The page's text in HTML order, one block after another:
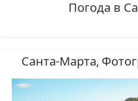
Погода в
Санта-Марта,